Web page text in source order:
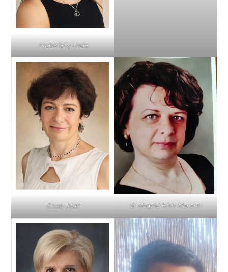
Hadusfalvy Linda
Géczy Judit dr. Nagyné Kórik Mariann